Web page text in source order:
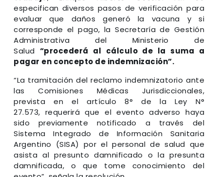
especifican diversos pasos de verificación para
evaluar que daños generó la vacuna y si
corresponde el pago, la Secretaría de Gestión
Administrativa del Ministerio de
Salud “procederá al cálculo de la suma a
pagar en concepto de indemnización”.
“La tramitación del reclamo indemnizatorio ante
las Comisiones Médicas Jurisdiccionales,
prevista en el artículo 8° de la Ley N°
27.573, requerirá que el evento adverso haya
sido previamente notificado a través del
Sistema Integrado de Información Sanitaria
Argentino (SISA) por el personal de salud que
asista al presunto damnificado o la presunta
damnificada, o que tome conocimiento del